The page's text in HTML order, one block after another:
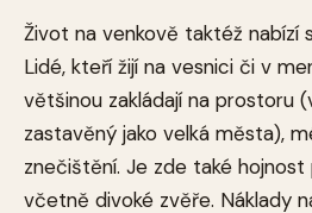
Život na venkově taktéž nabízí
Lidé, kteří žijí na vesnici či v
většinou zakládají na prostoru
zastavěný jako velká města),
znečištění. Je zde také
včetně divoké zvěře. Náklady